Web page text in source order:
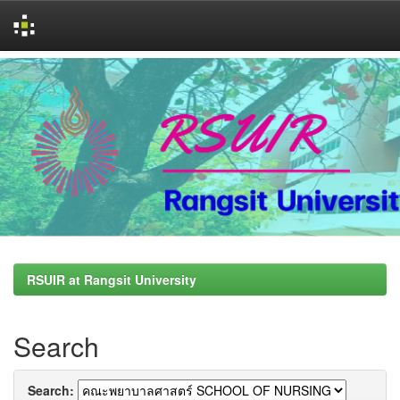
Skip
navigation
RSUIR at Rangsit University
Search
Search: